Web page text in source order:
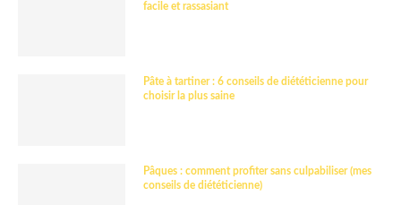
facile et rassasiant
Pâte à tartiner : 6 conseils de diététicienne pour
choisir la plus saine
Pâques : comment profiter sans culpabiliser (mes
conseils de diététicienne)